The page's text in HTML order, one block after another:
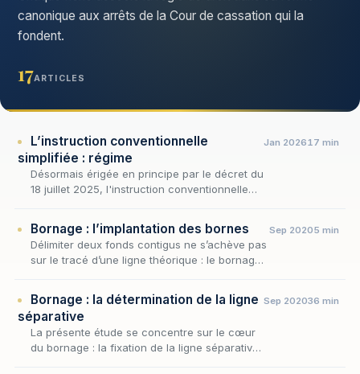
canonique aux arrêts de la Cour de cassation qui la
fondent.
17ARTICLES
L’instruction conventionnelle
simplifiée : régime
Désormais érigée en principe par le décret du
18 juillet 2025, l'instruction conventionnelle
Jan 202617 min
Bornage : l’implantation des bornes
Délimiter deux fonds contigus ne s’achève pas
sur le tracé d’une ligne théorique : le bornage
Sep 20205 min
Bornage : la détermination de la ligne
séparative
La présente étude se concentre sur le cœur
du bornage : la fixation de la ligne séparative,
Sep 202036 min